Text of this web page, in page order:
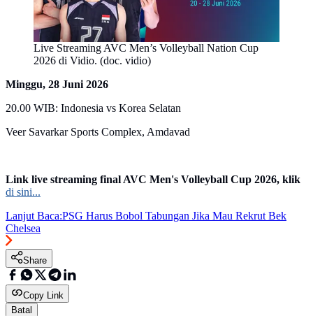
Live Streaming AVC Men’s Volleyball Nation Cup
2026 di Vidio. (doc. vidio)
Minggu, 28 Juni 2026
20.00 WIB: Indonesia vs Korea Selatan
Veer Savarkar Sports Complex, Amdavad
Link live streaming final AVC Men's Volleyball Cup 2026, klik
di sini...
Lanjut Baca:PSG Harus Bobol Tabungan Jika Mau Rekrut Bek
Chelsea
Share
Copy Link
Batal